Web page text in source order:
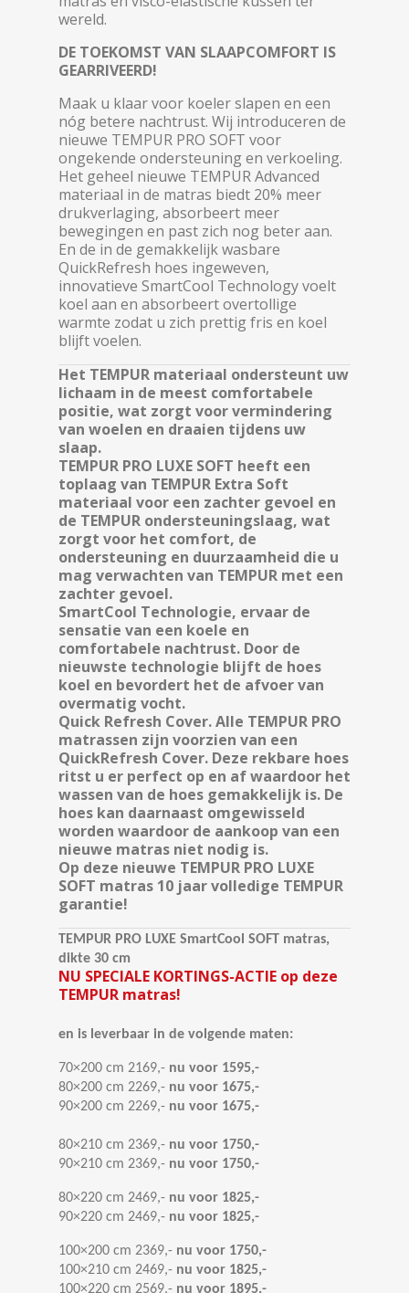
wereld.
DE TOEKOMST VAN SLAAPCOMFORT IS
GEARRIVEERD!
Maak u klaar voor koeler slapen en een
nóg betere nachtrust. Wij introduceren de
nieuwe TEMPUR PRO SOFT voor
ongekende ondersteuning en verkoeling.
Het geheel nieuwe TEMPUR Advanced
materiaal in de matras biedt 20% meer
drukverlaging, absorbeert meer
bewegingen en past zich nog beter aan.
En de in de gemakkelijk wasbare
QuickRefresh hoes ingeweven,
innovatieve SmartCool Technology voelt
koel aan en absorbeert overtollige
warmte zodat u zich prettig fris en koel
blijft voelen.
Het TEMPUR materiaal ondersteunt uw
lichaam in de meest comfortabele
positie, wat zorgt voor vermindering
van woelen en draaien tijdens uw
slaap.
TEMPUR PRO LUXE SOFT heeft een
toplaag van TEMPUR Extra Soft
materiaal voor een zachter gevoel en
de TEMPUR ondersteuningslaag, wat
zorgt voor het comfort, de
ondersteuning en duurzaamheid die u
mag verwachten van TEMPUR met een
zachter gevoel.
SmartCool Technologie, ervaar de
sensatie van een koele en
comfortabele nachtrust. Door de
nieuwste technologie blijft de hoes
koel en bevordert het de afvoer van
overmatig vocht.
Quick Refresh Cover. Alle TEMPUR PRO
matrassen zijn voorzien van een
QuickRefresh Cover. Deze rekbare hoes
ritst u er perfect op en af waardoor het
wassen van de hoes gemakkelijk is. De
hoes kan daarnaast omgewisseld
worden waardoor de aankoop van een
nieuwe matras niet nodig is.
Op deze nieuwe TEMPUR PRO LUXE
SOFT matras 10 jaar volledige TEMPUR
garantie!
TEMPUR PRO LUXE SmartCool SOFT matras,
dikte 30 cm
NU SPECIALE KORTINGS-ACTIE op deze
TEMPUR matras!
en is leverbaar in de volgende maten:
70×200 cm 2169,- nu voor 1595,-
80×200 cm 2269,- nu voor 1675,-
90×200 cm 2269,- nu voor 1675,-
80×210 cm 2369,- nu voor 1750,-
90×210 cm 2369,- nu voor 1750,-
80×220 cm 2469,- nu voor 1825,-
90×220 cm 2469,- nu voor 1825,-
100×200 cm 2369,- nu voor 1750,-
100×210 cm 2469,- nu voor 1825,-
100×220 cm 2569,- nu voor 1895,-